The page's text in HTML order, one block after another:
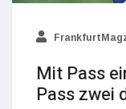
Mit Pass
Pass zwei